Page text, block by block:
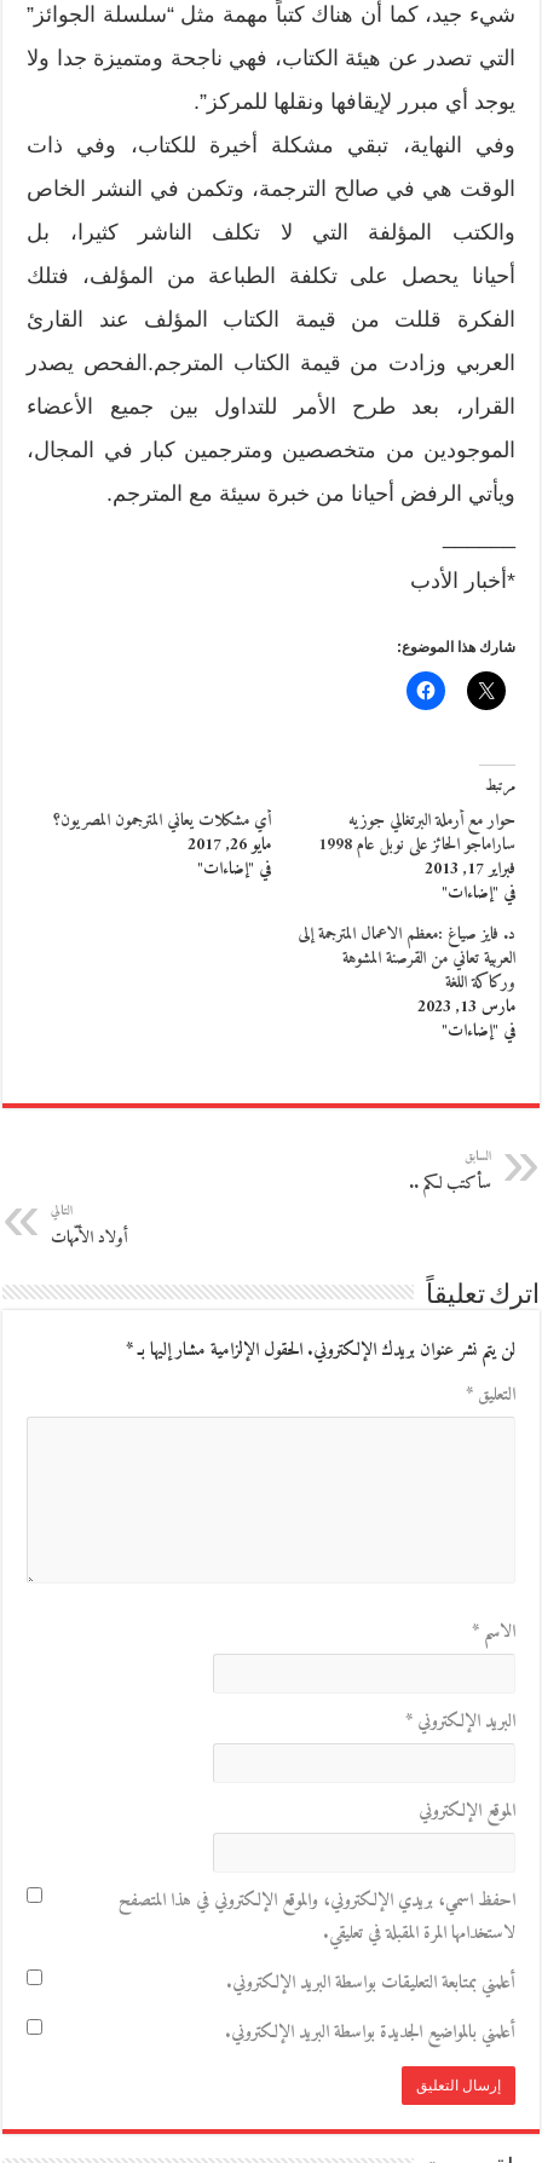
شيء جيد،‮ ‬كما أن هناك كتباً‮ ‬مهمة مثل‮ “‬سلسلة الجوائز‮”
‬التي تصدر عن هيئة الكتاب،‮ ‬فهي ناجحة ومتميزة جدا ولا
يوجد أي مبرر لإيقافها ونقلها للمركز‮”.‬
وفي النهاية،‮ ‬تبقي مشكلة أخيرة للكتاب،‮ ‬وفي ذات
الوقت هي في صالح الترجمة،‮ ‬وتكمن في النشر الخاص
والكتب المؤلفة التي لا تكلف الناشر كثيرا،‮ ‬بل
أحيانا يحصل على تكلفة الطباعة من المؤلف،‮ ‬فتلك
الفكرة قللت من قيمة الكتاب المؤلف عند القارئ
العربي وزادت‮ ‬من قيمة الكتاب المترجم‮.‬الفحص يصدر
القرار،‮ ‬بعد طرح الأمر للتداول بين جميع الأعضاء
الموجودين من متخصصين ومترجمين كبار في المجال،‮
‬ويأتي‮ ‬الرفض أحيانا من خبرة سيئة مع المترجم.
*أخبار الأدب
شارك هذا الموضوع:
مرتبط
حوار مع أرملة البرتغالي جوزيه
ساراماجو الحائز على نوبل عام 1998
فبراير 17, 2013
في "إضاءات"
أي مشكلات يعاني المترجمون المصريون؟
مايو 26, 2017
في "إضاءات"
د. فايز صياغ :معظم الاعمال المترجمة إلى
العربية تعاني من القرصنة المشوهة
وركاكة اللغة
مارس 13, 2023
في "إضاءات"
السابق
سأكتب لكم ..
التالي
أولاد الأمّهات
اترك تعليقاً
لن يتم نشر عنوان بريدك الإلكتروني.الحقول الإلزامية مشار إليها بـ*
التعليق*
الاسم*
البريد الإلكتروني*
الموقع الإلكتروني
احفظ اسمي، بريدي الإلكتروني، والموقع الإلكتروني في هذا المتصفح
لاستخدامها المرة المقبلة في تعليقي.
أعلمني بمتابعة التعليقات بواسطة البريد الإلكتروني.
أعلمني بالمواضيع الجديدة بواسطة البريد الإلكتروني.